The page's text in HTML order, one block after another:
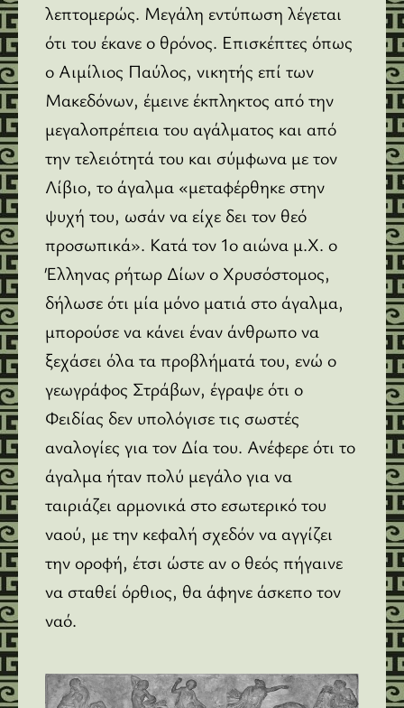
λεπτομερώς. Μεγάλη εντύπωση λέγεται
ότι του έκανε ο θρόνος. Επισκέπτες όπως
ο Αιμίλιος Παύλος, νικητής επί των
Μακεδόνων, έμεινε έκπληκτος από την
μεγαλοπρέπεια του αγάλματος και από
την τελειότητά του και σύμφωνα με τον
Λίβιο, το άγαλμα «μεταφέρθηκε στην
ψυχή του, ωσάν να είχε δει τον θεό
προσωπικά». Κατά τον 1ο αιώνα μ.Χ. ο
Έλληνας ρήτωρ Δίων ο Χρυσόστομος,
δήλωσε ότι μία μόνο ματιά στο άγαλμα,
μπορούσε να κάνει έναν άνθρωπο να
ξεχάσει όλα τα προβλήματά του, ενώ ο
γεωγράφος Στράβων, έγραψε ότι ο
Φειδίας δεν υπολόγισε τις σωστές
αναλογίες για τον Δία του. Ανέφερε ότι το
άγαλμα ήταν πολύ μεγάλο για να
ταιριάζει αρμονικά στο εσωτερικό του
ναού, με την κεφαλή σχεδόν να αγγίζει
την οροφή, έτσι ώστε αν ο θεός πήγαινε
να σταθεί όρθιος, θα άφηνε άσκεπο τον
ναό.